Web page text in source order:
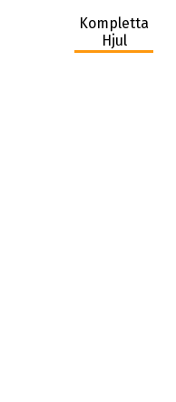
Kompletta
Hjul